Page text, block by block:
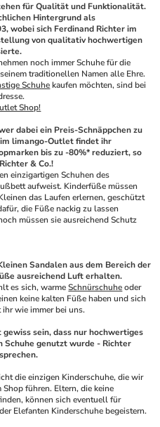
für Qualität und Funktionalität.
Hintergrund als
wobei sich Ferdinand Richter im
von qualitativ hochwertigen
noch immer Schuhe für die
traditionellen Namen alle Ehre.
Schuhe kaufen möchten, sind bei
Shop!
dabei ein Preis-Schnäppchen zu
im limango-Outlet findet ihr
bis zu -80%* reduziert, so
& Co.!
einzigartigen Schuhen des
aufweist. Kinderfüße müssen
das Laufen erlernen, geschützt
die Füße nackig zu lassen
müssen sie ausreichend Schutz
Sandalen aus dem Bereich der
ausreichend Luft erhalten.
es sich, warme Schnürschuhe oder
keine kalten Füße haben und sich
ihr wie immer bei uns.
sein, dass nur hochwertiges
Schuhe genutzt wurde - Richter
die einzigen Kinderschuhe, die wir
führen. Eltern, die keine
passenden Kinderschuhe von Richter finden, können sich eventuell für
Elefanten Kinderschuhe begeistern.